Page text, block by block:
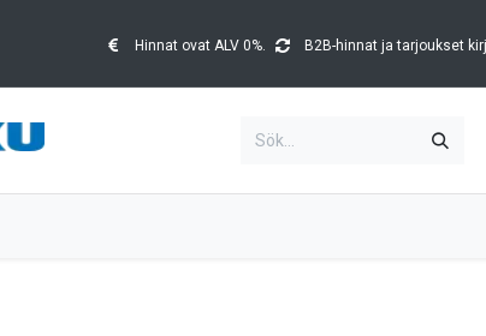
Hinnat ovat ALV 0%. B2B-hinnat ja tarjoukset